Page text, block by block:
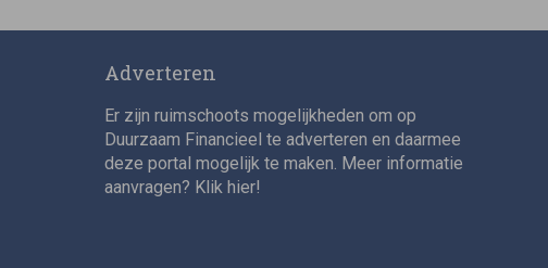
Adverteren
Er zijn ruimschoots mogelijkheden om op
Duurzaam Financieel te adverteren en daarmee
deze portal mogelijk te maken. Meer informatie
aanvragen? Klik hier!